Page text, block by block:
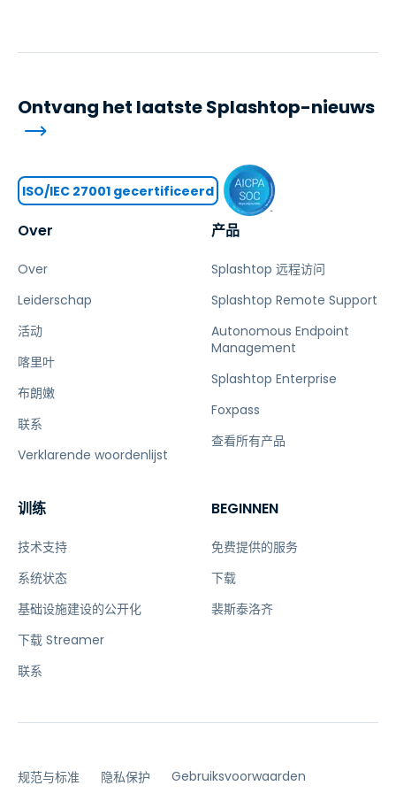
Over
Over
Leiderschap
活动
喀里叶
布朗嫩
联系
Verklarende woordenlijst
产品
Splashtop 远程访问
Splashtop Remote Support
Autonomous Endpoint
Management
Splashtop Enterprise
Foxpass
查看所有产品
训练
技术支持
系统状态
基础设施建设的公开化
下载 Streamer
联系
BEGINNEN
免费提供的服务
下载
裴斯泰洛齐
Ontvang het laatste Splashtop-nieuws
ISO/IEC 27001 gecertificeerd
规范与标准 隐私保护 Gebruiksvoorwaarden